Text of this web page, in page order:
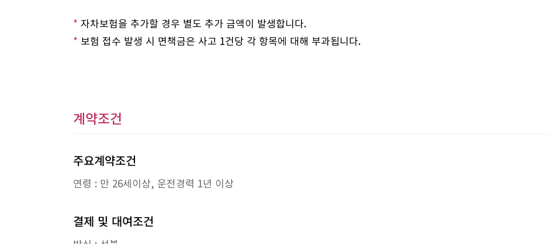
* 자차보험을 추가할 경우 별도 추가 금액이 발생합니다.
* 보험 접수 발생 시 면책금은 사고 1건당 각 항목에 대해 부과됩니다.
계약조건
주요계약조건
연령 : 만 26세이상, 운전경력 1년 이상
결제 및 대여조건